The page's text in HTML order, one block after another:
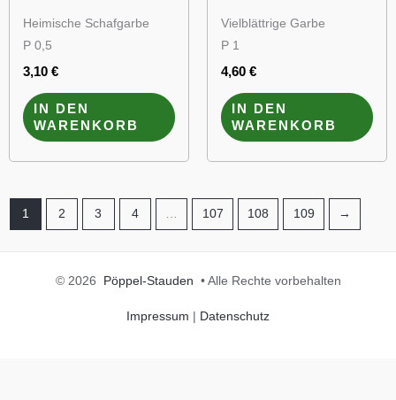
Heimische Schafgarbe
P 0,5
3,10 €
IN DEN
WARENKORB
Vielblättrige Garbe
P 1
4,60 €
IN DEN
WARENKORB
1 2 3 4 … 107 108 109 →
© 2026 Pöppel-Stauden • Alle Rechte vorbehalten
Impressum | Datenschutz